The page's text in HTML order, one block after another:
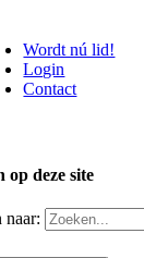
Wordt nú lid!
Login
Contact
op deze site
naar: